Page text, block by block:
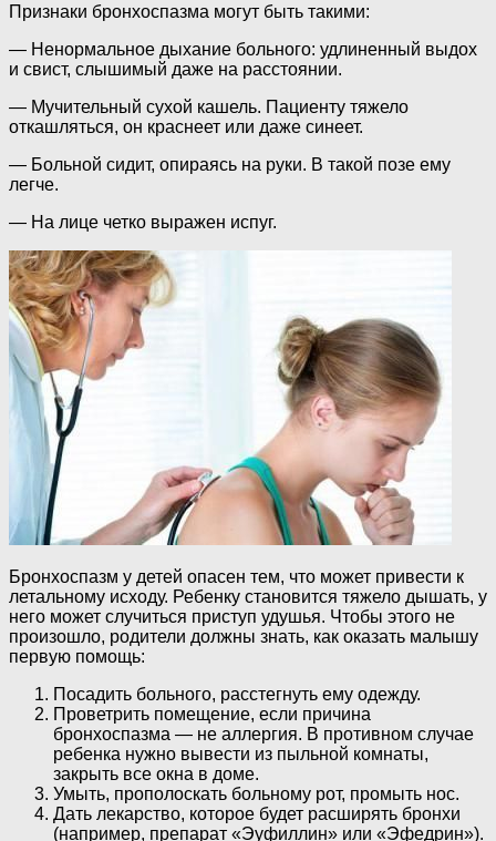
Признаки бронхоспазма могут быть такими:
— Ненормальное дыхание больного: удлиненный выдох
и свист, слышимый даже на расстоянии.
— Мучительный сухой кашель. Пациенту тяжело
откашляться, он краснеет или даже синеет.
— Больной сидит, опираясь на руки. В такой позе ему
легче.
— На лице четко выражен испуг.
Бронхоспазм у детей опасен тем, что может привести к
летальному исходу. Ребенку становится тяжело дышать, у
него может случиться приступ удушья. Чтобы этого не
произошло, родители должны знать, как оказать малышу
первую помощь:
Посадить больного, расстегнуть ему одежду.
Проветрить помещение, если причина
бронхоспазма — не аллергия. В противном случае
ребенка нужно вывести из пыльной комнаты,
закрыть все окна в доме.
Умыть, прополоскать больному рот, промыть нос.
Дать лекарство, которое будет расширять бронхи
(например, препарат «Эуфиллин» или «Эфедрин»).